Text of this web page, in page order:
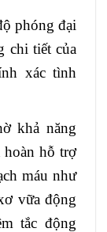
phóng đại
chi tiết của
xác tình
khả năng
hoàn hỗ trợ
máu như
vữa động
tắc động